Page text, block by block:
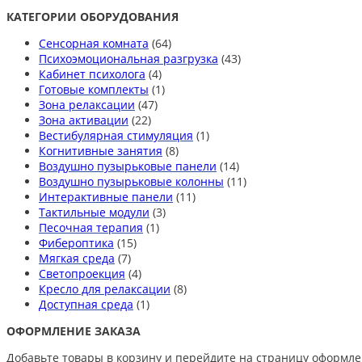
КАТЕГОРИИ ОБОРУДОВАНИЯ
Сенсорная комната (64)
Психоэмоциональная разгрузка (43)
Кабинет психолога (4)
Готовые комплекты (1)
Зона релаксации (47)
Зона активации (22)
Вестибулярная стимуляция (1)
Когнитивные занятия (8)
Воздушно пузырьковые панели (14)
Воздушно пузырьковые колонны (11)
Интерактивные панели (11)
Тактильные модули (3)
Песочная терапия (1)
Фибероптика (15)
Мягкая среда (7)
Светопроекция (4)
Кресло для релаксации (8)
Доступная среда (1)
ОФОРМЛЕНИЕ ЗАКАЗА
Добавьте товары в корзину и перейдите на страницу